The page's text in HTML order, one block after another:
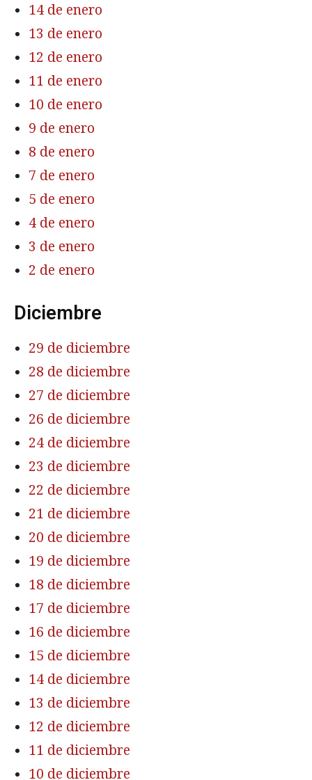
14 de enero
13 de enero
12 de enero
11 de enero
10 de enero
9 de enero
8 de enero
7 de enero
5 de enero
4 de enero
3 de enero
2 de enero
Diciembre
29 de diciembre
28 de diciembre
27 de diciembre
26 de diciembre
24 de diciembre
23 de diciembre
22 de diciembre
21 de diciembre
20 de diciembre
19 de diciembre
18 de diciembre
17 de diciembre
16 de diciembre
15 de diciembre
14 de diciembre
13 de diciembre
12 de diciembre
11 de diciembre
10 de diciembre